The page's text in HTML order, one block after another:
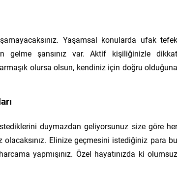
Yaşamsal konularda ufak tefek
gelme şansınız var. Aktif kişiliğinizle dikkat
olursa olsun, kendiniz için doğru olduğuna
duymazdan geliyorsunuz size göre her
Elinize geçmesini istediğiniz para bu
yapmışınız. Özel hayatınızda ki olumsuz